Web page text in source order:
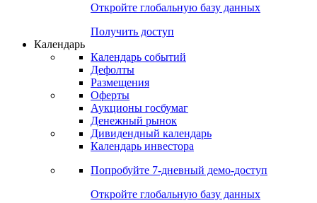
Откройте глобальную базу данных
Получить доступ
Календарь
Календарь событий
Дефолты
Размещения
Оферты
Аукционы госбумаг
Денежный рынок
Дивидендный календарь
Календарь инвестора
Попробуйте 7-дневный демо-доступ
Откройте глобальную базу данных